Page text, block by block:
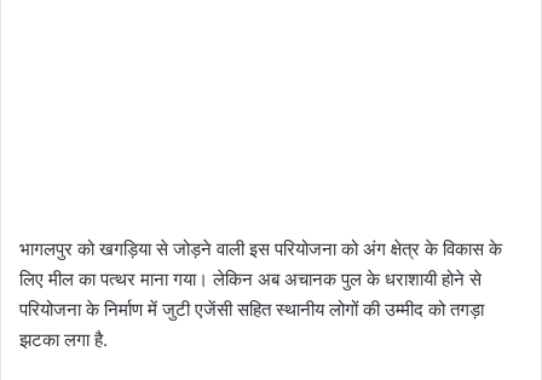
भागलपुर को खगड़िया से जोड़ने वाली इस परियोजना को अंग क्षेत्र के विकास के
लिए मील का पत्थर माना गया। लेकिन अब अचानक पुल के धराशायी होने से
परियोजना के निर्माण में जुटी एजेंसी सहित स्थानीय लोगों की उम्मीद को तगड़ा
झटका लगा है.